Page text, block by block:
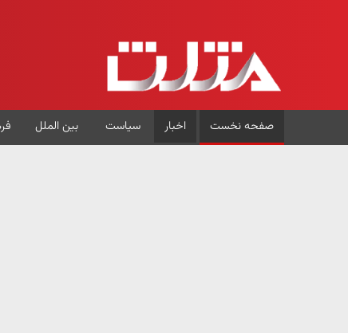
صفحه نخست اخبار سیاست بین الملل